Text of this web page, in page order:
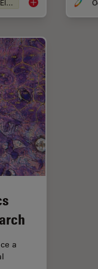
Querschnittsanalyse für Elektronik Graterkennung
a